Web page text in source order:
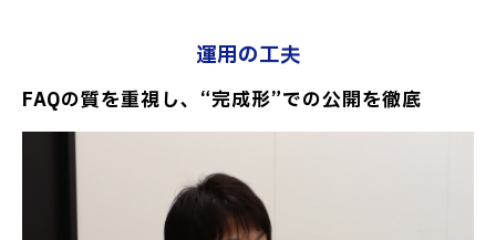
運用の工夫
FAQの質を重視し、“完成形”での公開を徹底